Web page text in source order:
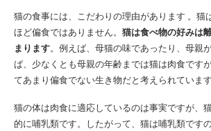
猫の食事には、こだわりの理由があります 。猫
ほど偏食ではありません。 猫は食べ物の好みは
まります。例えば、母猫の味であったり、母親
ば、少なくとも母親の年齢までは猫は肉食です
てあまり偏食でない生き物だと考えられています
猫の体は肉食に適応しているのは事実ですが、
的に哺乳類です。したがって、猫は哺乳類です